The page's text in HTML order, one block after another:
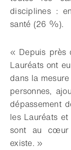
disciplines :
santé (26 %).
« Depuis près
Lauréats ont
dans la
personnes,
dépassement
les Lauréats
sont au cœur
existe. »